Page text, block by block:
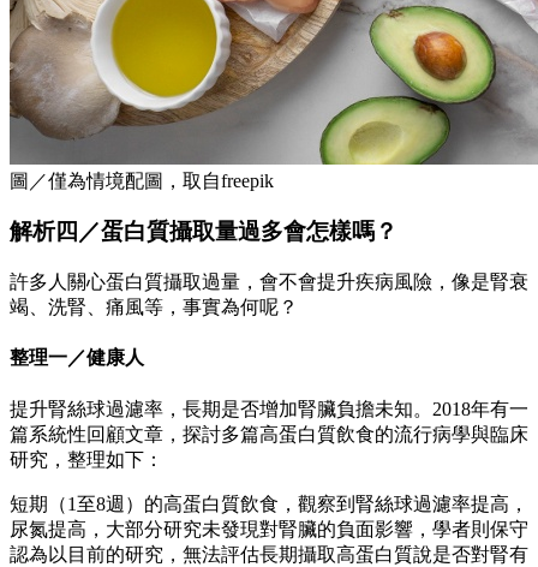
圖／僅為情境配圖，取自freepik
解析四／蛋白質攝取量過多會怎樣嗎？
許多人關心蛋白質攝取過量，會不會提升疾病風險，像是腎衰
竭、洗腎、痛風等，事實為何呢？
整理一／健康人
提升腎絲球過濾率，長期是否增加腎臟負擔未知。2018年有一
篇系統性回顧文章，探討多篇高蛋白質飲食的流行病學與臨床
研究，整理如下：
短期（1至8週）的高蛋白質飲食，觀察到腎絲球過濾率提高，
尿氮提高，大部分研究未發現對腎臟的負面影響，學者則保守
認為以目前的研究，無法評估長期攝取高蛋白質說是否對腎有